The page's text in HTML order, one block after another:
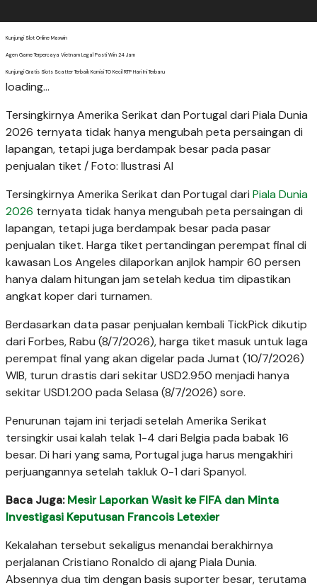
Kunjungi Slot Online Maxwin
Agen Game Terpercaya Vietnam Legal Pasti Win 24 Jam
Kunjungi Gratis Slots Scatter Terbaik Komisi TO Kecil RTP Hari Ini Terbaru
loading...
Tersingkirnya Amerika Serikat dan Portugal dari Piala Dunia
2026 ternyata tidak hanya mengubah peta persaingan di
lapangan, tetapi juga berdampak besar pada pasar
penjualan tiket / Foto: Ilustrasi AI
Tersingkirnya Amerika Serikat dan Portugal dari Piala Dunia
2026 ternyata tidak hanya mengubah peta persaingan di
lapangan, tetapi juga berdampak besar pada pasar
penjualan tiket. Harga tiket pertandingan perempat final di
kawasan Los Angeles dilaporkan anjlok hampir 60 persen
hanya dalam hitungan jam setelah kedua tim dipastikan
angkat koper dari turnamen.
Berdasarkan data pasar penjualan kembali TickPick dikutip
dari Forbes, Rabu (8/7/2026), harga tiket masuk untuk laga
perempat final yang akan digelar pada Jumat (10/7/2026)
WIB, turun drastis dari sekitar USD2.950 menjadi hanya
sekitar USD1.200 pada Selasa (8/7/2026) sore.
Penurunan tajam ini terjadi setelah Amerika Serikat
tersingkir usai kalah telak 1-4 dari Belgia pada babak 16
besar. Di hari yang sama, Portugal juga harus mengakhiri
perjuangannya setelah takluk 0-1 dari Spanyol.
Baca Juga:Mesir Laporkan Wasit ke FIFA dan Minta
Investigasi Keputusan Francois Letexier
Kekalahan tersebut sekaligus menandai berakhirnya
perjalanan Cristiano Ronaldo di ajang Piala Dunia.
Absennya dua tim dengan basis suporter besar, terutama